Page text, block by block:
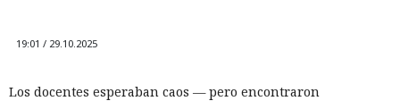
19:01 / 29.10.2025
Los docentes esperaban caos — pero encontraron